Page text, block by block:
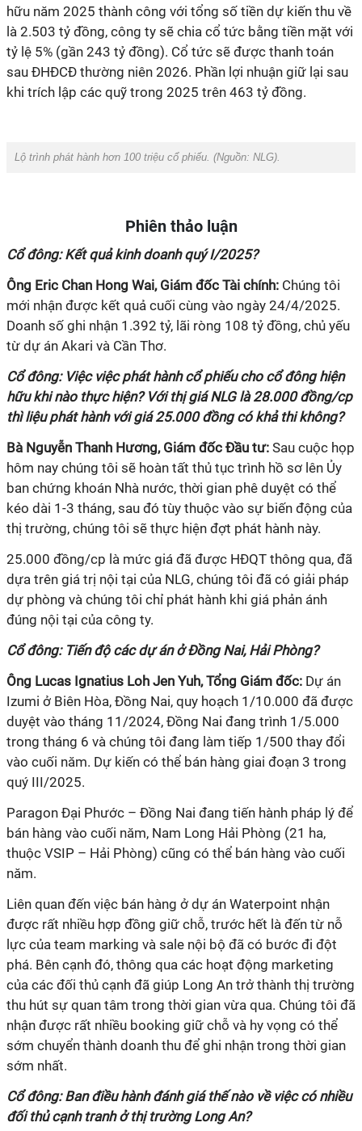
hữu năm 2025 thành công với tổng số tiền dự kiến thu về
là 2.503 tỷ đồng, công ty sẽ chia cổ tức bằng tiền mặt với
tỷ lệ 5% (gần 243 tỷ đồng). Cổ tức sẽ được thanh toán
sau ĐHĐCĐ thường niên 2026. Phần lợi nhuận giữ lại sau
khi trích lập các quỹ trong 2025 trên 463 tỷ đồng.
Lộ trình phát hành hơn 100 triệu cổ phiếu. (Nguồn: NLG).
Phiên thảo luận
Cổ đông: Kết quả kinh doanh quý I/2025?
Ông Eric Chan Hong Wai, Giám đốc Tài chính: Chúng tôi
mới nhận được kết quả cuối cùng vào ngày 24/4/2025.
Doanh số ghi nhận 1.392 tỷ, lãi ròng 108 tỷ đồng, chủ yếu
từ dự án Akari và Cần Thơ.
Cổ đông: Việc việc phát hành cổ phiếu cho cổ đông hiện
hữu khi nào thực hiện? Với thị giá NLG là 28.000 đồng/cp
thì liệu phát hành với giá 25.000 đồng có khả thi không?
Bà Nguyễn Thanh Hương, Giám đốc Đầu tư: Sau cuộc họp
hôm nay chúng tôi sẽ hoàn tất thủ tục trình hồ sơ lên Ủy
ban chứng khoán Nhà nước, thời gian phê duyệt có thể
kéo dài 1-3 tháng, sau đó tùy thuộc vào sự biến động của
thị trường, chúng tôi sẽ thực hiện đợt phát hành này.
25.000 đồng/cp là mức giá đã được HĐQT thông qua, đã
dựa trên giá trị nội tại của NLG, chúng tôi đã có giải pháp
dự phòng và chúng tôi chỉ phát hành khi giá phản ánh
đúng nội tại của công ty.
Cổ đông: Tiến độ các dự án ở Đồng Nai, Hải Phòng?
Ông Lucas Ignatius Loh Jen Yuh, Tổng Giám đốc: Dự án
Izumi ở Biên Hòa, Đồng Nai, quy hoạch 1/10.000 đã được
duyệt vào tháng 11/2024, Đồng Nai đang trình 1/5.000
trong tháng 6 và chúng tôi đang làm tiếp 1/500 thay đổi
vào cuối năm. Dự kiến có thể bán hàng giai đoạn 3 trong
quý III/2025.
Paragon Đại Phước – Đồng Nai đang tiến hành pháp lý để
bán hàng vào cuối năm, Nam Long Hải Phòng (21 ha,
thuộc VSIP – Hải Phòng) cũng có thể bán hàng vào cuối
năm.
Liên quan đến việc bán hàng ở dự án Waterpoint nhận
được rất nhiều hợp đồng giữ chỗ, trước hết là đến từ nỗ
lực của team marking và sale nội bộ đã có bước đi đột
phá. Bên cạnh đó, thông qua các hoạt động marketing
của các đối thủ cạnh đã giúp Long An trở thành thị trường
thu hút sự quan tâm trong thời gian vừa qua. Chúng tôi đã
nhận được rất nhiều booking giữ chỗ và hy vọng có thể
sớm chuyển thành doanh thu để ghi nhận trong thời gian
sớm nhất.
Cổ đông: Ban điều hành đánh giá thế nào về việc có nhiều
đối thủ cạnh tranh ở thị trường Long An?